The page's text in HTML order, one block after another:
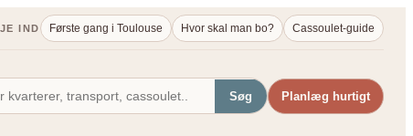
IND Første gang i Toulouse Hvor skal man bo? Cassoulet-guide
Søg Planlæg hurtigt